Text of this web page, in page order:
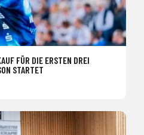
FÜR DIE ERSTEN DREI
STARTET